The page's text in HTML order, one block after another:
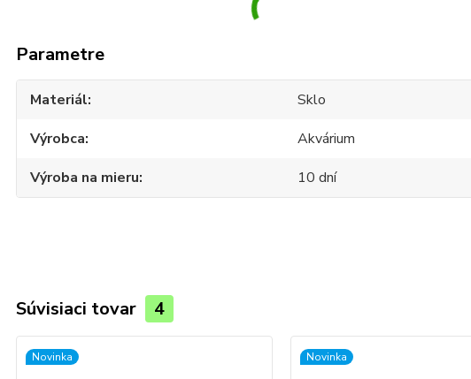
Parametre
Materiál
Sklo
Výrobca
Akvárium
Výroba na mieru
10 dní
Súvisiaci tovar 4
Novinka Novinka